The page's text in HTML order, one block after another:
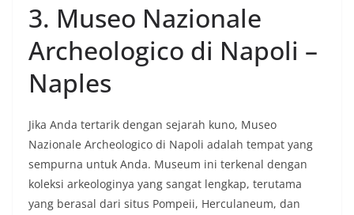
3. Museo Nazionale
Archeologico di Napoli –
Naples
Jika Anda tertarik dengan sejarah kuno, Museo
Nazionale Archeologico di Napoli adalah tempat yang
sempurna untuk Anda. Museum ini terkenal dengan
koleksi arkeologinya yang sangat lengkap, terutama
yang berasal dari situs Pompeii, Herculaneum, dan